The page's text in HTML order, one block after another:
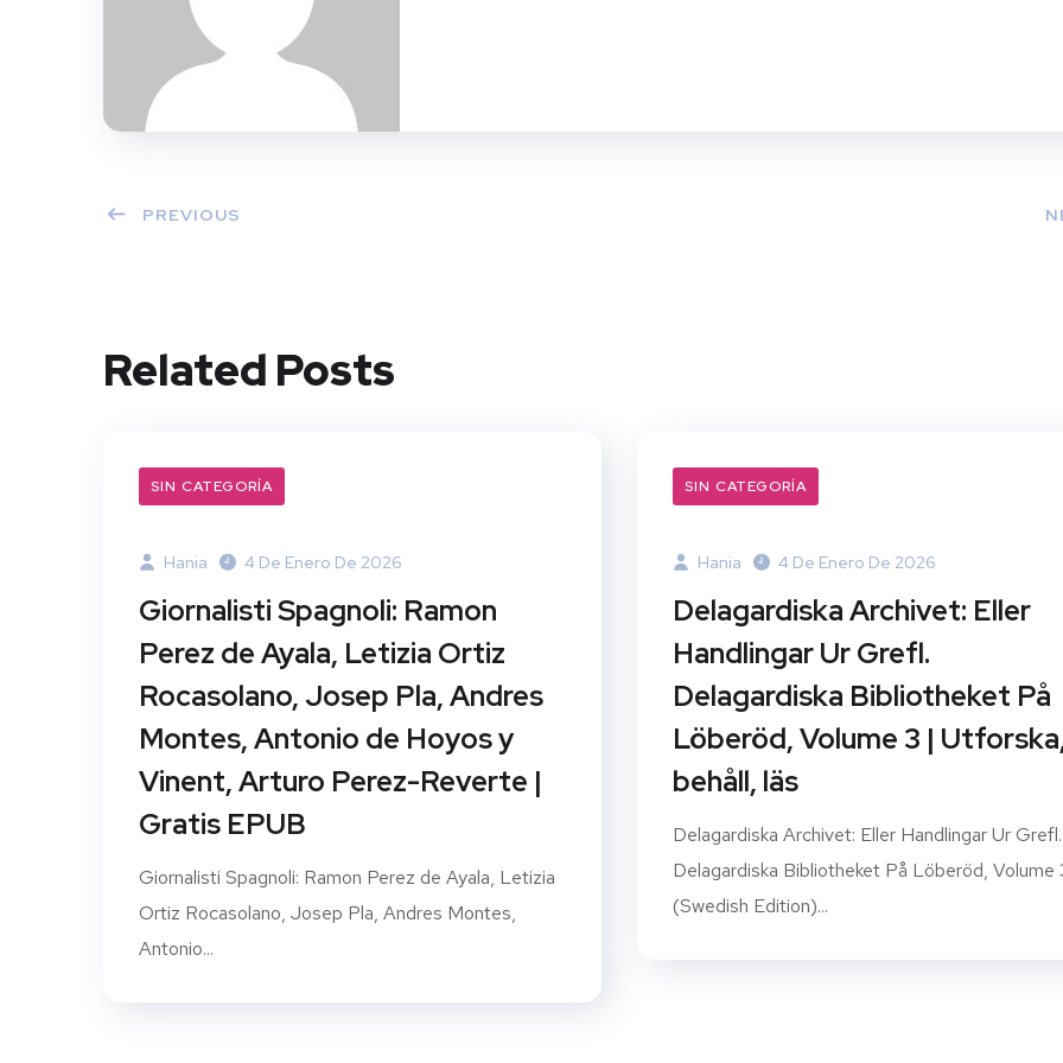
PREVIOUS
Related Posts
SIN CATEGORÍA
Hania 4 De Enero De 2026
Giornalisti Spagnoli: Ramon
Perez de Ayala, Letizia Ortiz
Rocasolano, Josep Pla, Andres
Montes, Antonio de Hoyos y
Vinent, Arturo Perez-Reverte |
Gratis EPUB
Giornalisti Spagnoli: Ramon Perez de Ayala, Letizia
Ortiz Rocasolano, Josep Pla, Andres Montes,
Antonio...
SIN CATEGORÍA
Hania 4 De Enero De 2026
Delagardiska Archivet: Eller
Handlingar Ur Grefl.
Delagardiska Bibliotheket På
Löberöd, Volume 3 |
behåll, läs
Delagardiska Archivet: Eller Handlingar Ur Grefl.
Delagardiska Bibliotheket På Löberöd, Volume
(Swedish Edition)...